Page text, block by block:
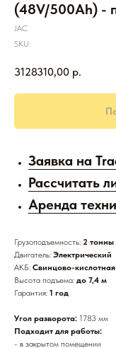
(48V/500Ah) -
JAC
SKU:
3128310,00 р.
Заявка на
Рассчитать
Аренда
Грузоподъемность: 2 тонны
Двигатель: Электрический
АКБ: Свинцово-кислотная
Высота подъема: до 7,4 м
Гарантия: 1 год
Угол разворота: 1783 мм
Подходит для работы:
- в закрытом помещении